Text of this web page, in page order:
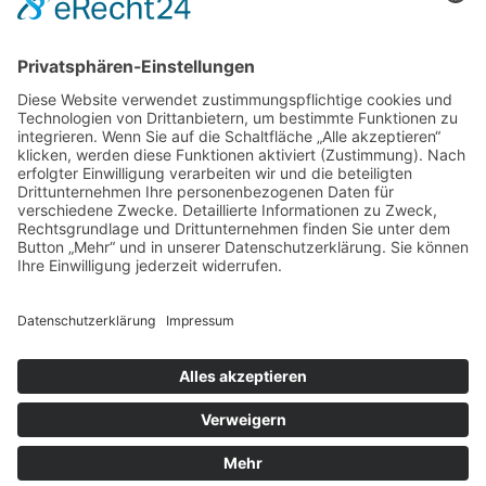
7. März 2015- 1er Vereinswettkampf - Crosslauf am Mühlberg
23. Januar 2015 - Jahreshauptversammlung 2015
16. Januar 2015 - Besuch Landessportbund Hessen beim Winter-
Halltentraining
Presseberichte 2014
Wanderfahrt - Grenzgänger-Tour
08.06.2014 - Rhön-Special-Cup und Rhön-Radmarathon 2014
Presseberichte 2013
19. Mai 2013 - Rhön-Special-Cup und Rhön-Radmarathon 2013